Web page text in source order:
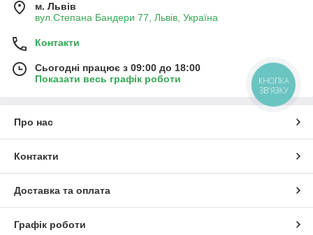
м. Львів
вул.Степана Бандери 77, Львів, Україна
Контакти
Сьогодні працює з 09:00 до 18:00
Показати весь графік роботи
Про нас
Контакти
Доставка та оплата
Графік роботи
КНОПКА
ЗВ'ЯЗКУ